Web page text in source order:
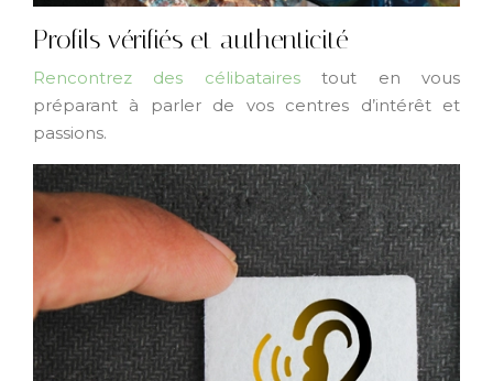
Profils vérifiés et authenticité
Rencontrez des célibatairestout en vous
préparant à parler de vos centres d’intérêt et
passions.